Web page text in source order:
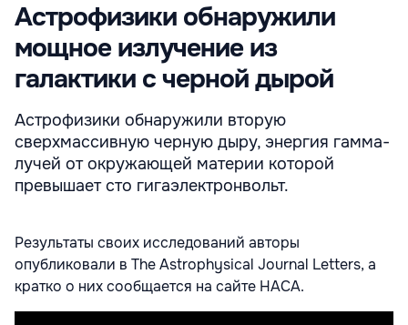
Астрофизики обнаружили
мощное излучение из
галактики с черной дырой
Астрофизики обнаружили вторую
сверхмассивную черную дыру, энергия гамма-
лучей от окружающей материи которой
превышает сто гигаэлектронвольт.
Результаты своих исследований авторы
опубликовали в The Astrophysical Journal Letters, а
кратко о них сообщается на сайте НАСА.